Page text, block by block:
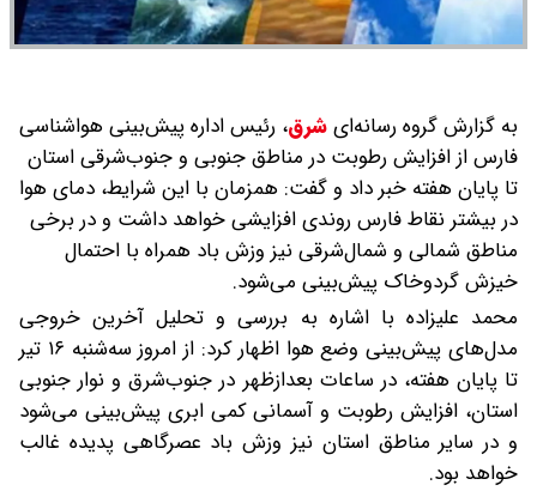
به گزارش گروه رسانه‌ایشرق، رئیس اداره پیش‌بینی هواشناسی
فارس از افزایش رطوبت در مناطق جنوبی و جنوب‌شرقی استان
تا پایان هفته خبر داد و گفت: همزمان با این شرایط، دمای هوا
در بیشتر نقاط فارس روندی افزایشی خواهد داشت و در برخی
مناطق شمالی و شمال‌شرقی نیز وزش باد همراه با احتمال
خیزش گردوخاک پیش‌بینی می‌شود.
محمد علیزاده با اشاره به بررسی و تحلیل آخرین خروجی
مدل‌های پیش‌بینی وضع هوا اظهار کرد: از امروز سه‌شنبه ۱۶ تیر
تا پایان هفته، در ساعات بعدازظهر در جنوب‌شرق و نوار جنوبی
استان، افزایش رطوبت و آسمانی کمی ابری پیش‌بینی می‌شود
و در سایر مناطق استان نیز وزش باد عصرگاهی پدیده غالب
خواهد بود.